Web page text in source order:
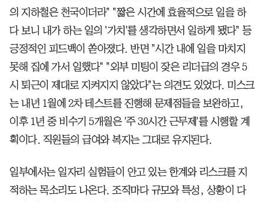
의 지하철은 천국이더라" "짧은 시간에 효율적으로 일을 하
다 보니 내가 하는 일의 '가치'를 생각하면서 일하게 됐다" 등
긍정적인 피드백이 쏟아졌다. 반면 "시간 내에 일을 마치지
못해 집에 가서 일했다" "외부 미팅이 잦은 리더급의 경우 5
시 퇴근이 제대로 지켜지지 않았다"는 의견도 있었다. 미스크
는 내년 1월에 2차 테스트를 진행해 문제점들을 보완하고,
이후 1년 중 비수기 5개월은 '주 30시간 근무제'를 시행할 계
획이다. 직원들의 급여와 복지는 그대로 유지된다.
일부에서는 일자리 실험들이 안고 있는 한계와 리스크를 지
적하는 목소리도 나온다. 조직마다 규모와 특성, 상황이 다